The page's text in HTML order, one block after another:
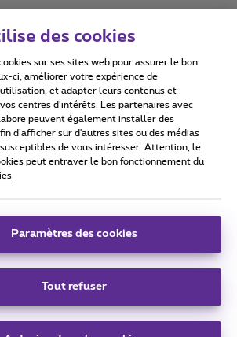
Accessibility statement
© 2026
info consommateur
II 27 - B-1030 Bruxelles.
Solutions
des cookies
sur ses sites web pour assurer le bon
ci, améliorer votre expérience de
et adapter leurs contenus et
centres d’intérêts. Les partenaires avec
peuvent également installer des
d’afficher sur d'autres sites ou des médias
de vous intéresser. Attention, le
peut entraver le bon fonctionnement du
Paramètres des cookies
Tout refuser